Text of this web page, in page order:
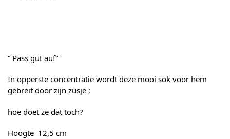
“ Pass gut auf“
In opperste concentratie wordt deze mooi sok voor hem
gebreit door zijn zusje ;
hoe doet ze dat toch?
Hoogte 12,5 cm